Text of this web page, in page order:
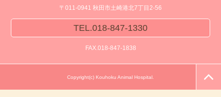
〒011-0941 秋田市土崎港北7丁目2-56
TEL.018-847-1330
FAX.018-847-1838
Copyright(c) Kouhoku Animal Hospital.